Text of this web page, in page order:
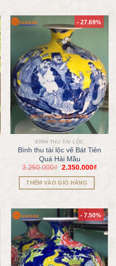
- 27.69%
BÌNH THU TÀI LỘC
Bình thu tài lộc vẽ Bát Tiên
Quá Hải Mầu
3.250.000₫ 2.350.000₫
THÊM VÀO GIỎ HÀNG
- 7.50%